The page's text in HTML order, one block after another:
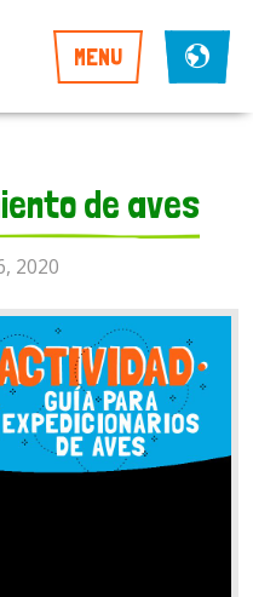
MENU
de aves
2020